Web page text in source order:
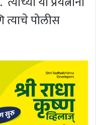
त्याचे पोलीस